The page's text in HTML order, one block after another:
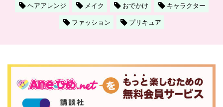
ヘアアレンジ メイク おでかけ
キャラクター
ファッション
プリキュア